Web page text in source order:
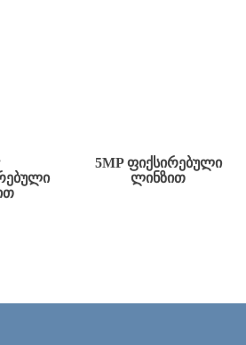
5MP ᲤᲘᲥᲡᲘᲠᲔᲑᲣᲚᲘ
ᲚᲘᲜᲖᲘᲗ